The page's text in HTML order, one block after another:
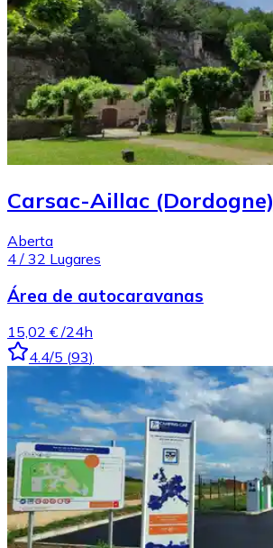
Carsac-Aillac (Dordogne)
Aberta
4 / 32 Lugares
Área de autocaravanas
15,02 € /24h
4.4/5 (93)